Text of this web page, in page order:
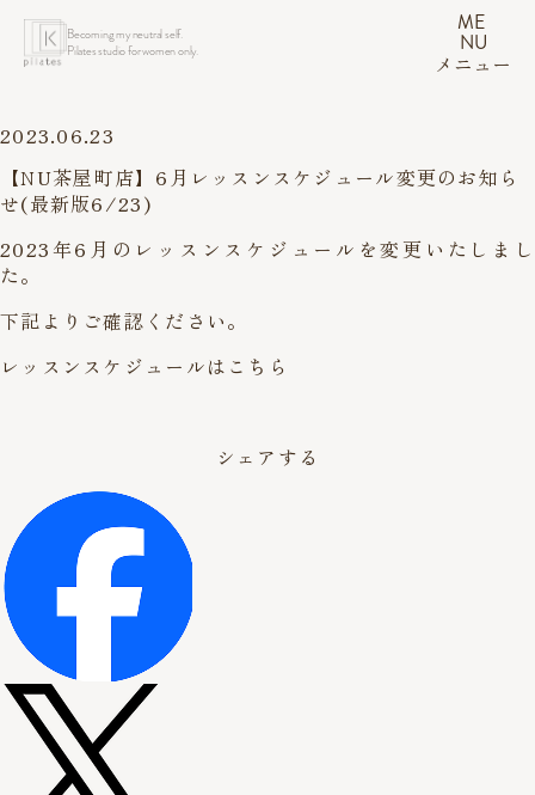
Becoming my neutral self.
Pilates studio for women only.
ME
NU
メニュー
2023.06.23
【NU茶屋町店】6月レッスンスケジュール変更のお知ら
せ(最新版6/23)
2023年6月のレッスンスケジュールを変更いたしまし
た。
下記よりご確認ください。
レッスンスケジュールはこちら
シェアする